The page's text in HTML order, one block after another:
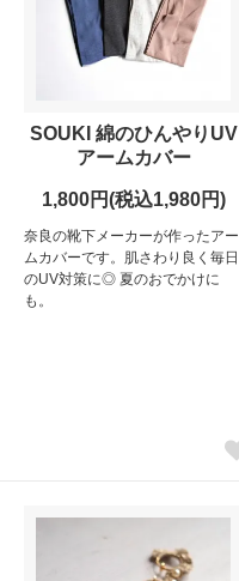
SOUKI 綿のひんやりUV
アームカバー
1,800円(税込1,980円)
奈良の靴下メーカーが作ったアー
ムカバーです。肌さわり良く毎日
のUV対策に◎ 夏のおでかけに
も。